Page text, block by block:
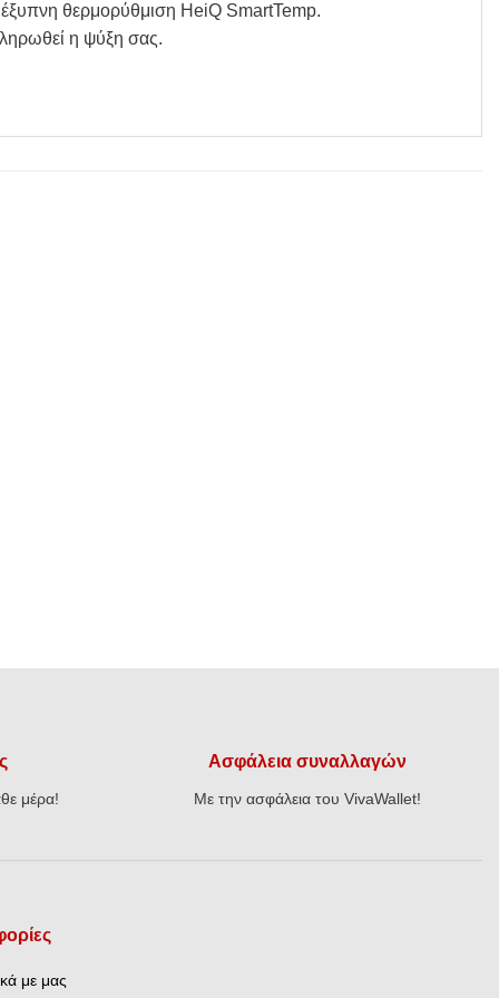
έξυπνη θερμορύθμιση HeiQ SmartTemp.
η ψύξη σας.
μέρα!
Ασφάλεια συναλλαγών
Με την ασφάλεια του VivaWallet!
με μας